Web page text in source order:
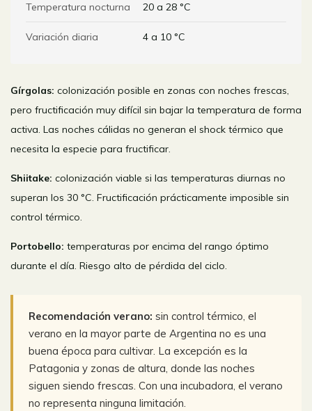
Temperatura nocturna 20 a 28 °C
Variación diaria 4 a 10 °C
Gírgolas: colonización posible en zonas con noches frescas,
pero fructificación muy difícil sin bajar la temperatura de forma
activa. Las noches cálidas no generan el shock térmico que
necesita la especie para fructificar.
Shiitake: colonización viable si las temperaturas diurnas no
superan los 30 °C. Fructificación prácticamente imposible sin
control térmico.
Portobello: temperaturas por encima del rango óptimo
durante el día. Riesgo alto de pérdida del ciclo.
Recomendación verano: sin control térmico, el
verano en la mayor parte de Argentina no es una
buena época para cultivar. La excepción es la
Patagonia y zonas de altura, donde las noches
siguen siendo frescas. Con una incubadora, el verano
no representa ninguna limitación.